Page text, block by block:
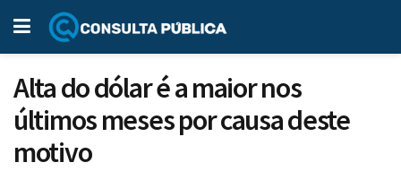
Alta do dólar é a maior nos
últimos meses por causa deste
motivo